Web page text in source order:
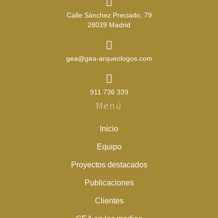
Calle Sánchez Preciado, 79
28039 Madrid
gea@gea-arqueologos.com
911 736 339
Menú
Inicio
Equipo
Proyectos destacados
Publicaciones
Clientes